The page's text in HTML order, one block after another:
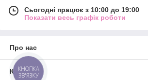
Сьогодні працює з 10:00 до 19:00
Показати весь графік роботи
Про нас
Контакти
КНОПКА
ЗВ'ЯЗКУ